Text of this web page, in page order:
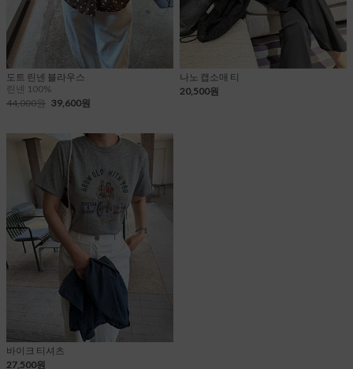
도트 린넨 블라우스
린넨 100%
44,000원 39,600원
나노 캡소매 티
20,500원
바이크 티셔츠
27,500원